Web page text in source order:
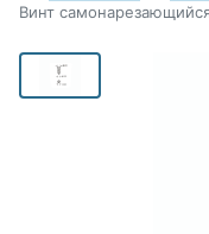
Винт